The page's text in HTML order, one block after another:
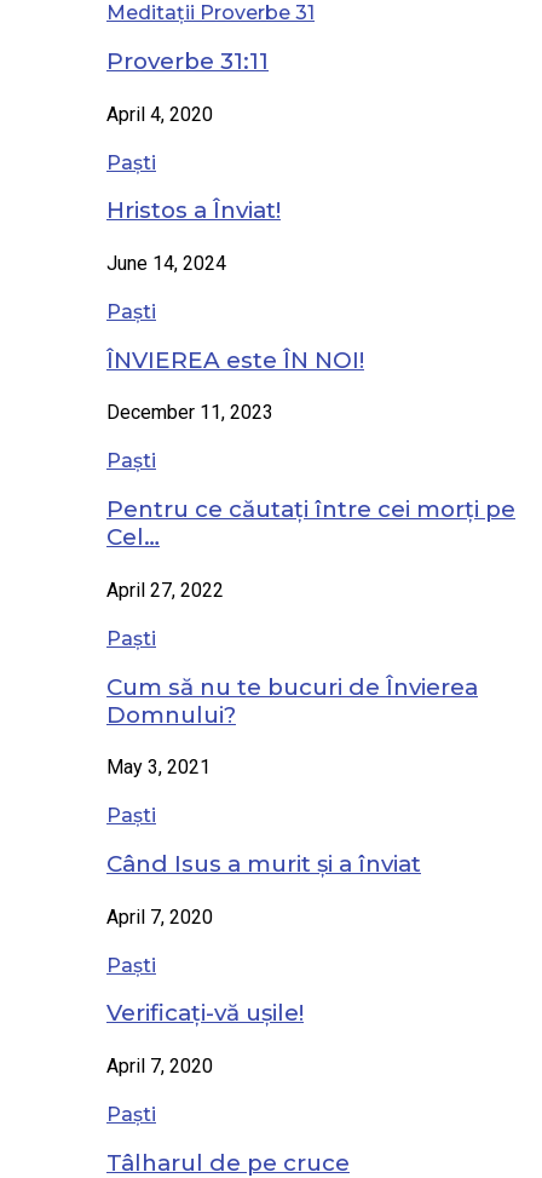
Meditații Proverbe 31
Proverbe 31:11
April 4, 2020
Paști
Hristos a Înviat!
June 14, 2024
Paști
ÎNVIEREA este ÎN NOI!
December 11, 2023
Paști
Pentru ce căutați între cei morți pe
Cel…
April 27, 2022
Paști
Cum să nu te bucuri de Învierea
Domnului?
May 3, 2021
Paști
Când Isus a murit și a înviat
April 7, 2020
Paști
Verificați-vă ușile!
April 7, 2020
Paști
Tâlharul de pe cruce